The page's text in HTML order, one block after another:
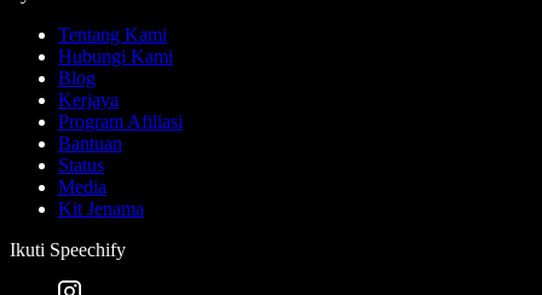
Tentang Kami
Hubungi Kami
Blog
Kerjaya
Program Afiliasi
Bantuan
Status
Media
Kit Jenama
Ikuti Speechify